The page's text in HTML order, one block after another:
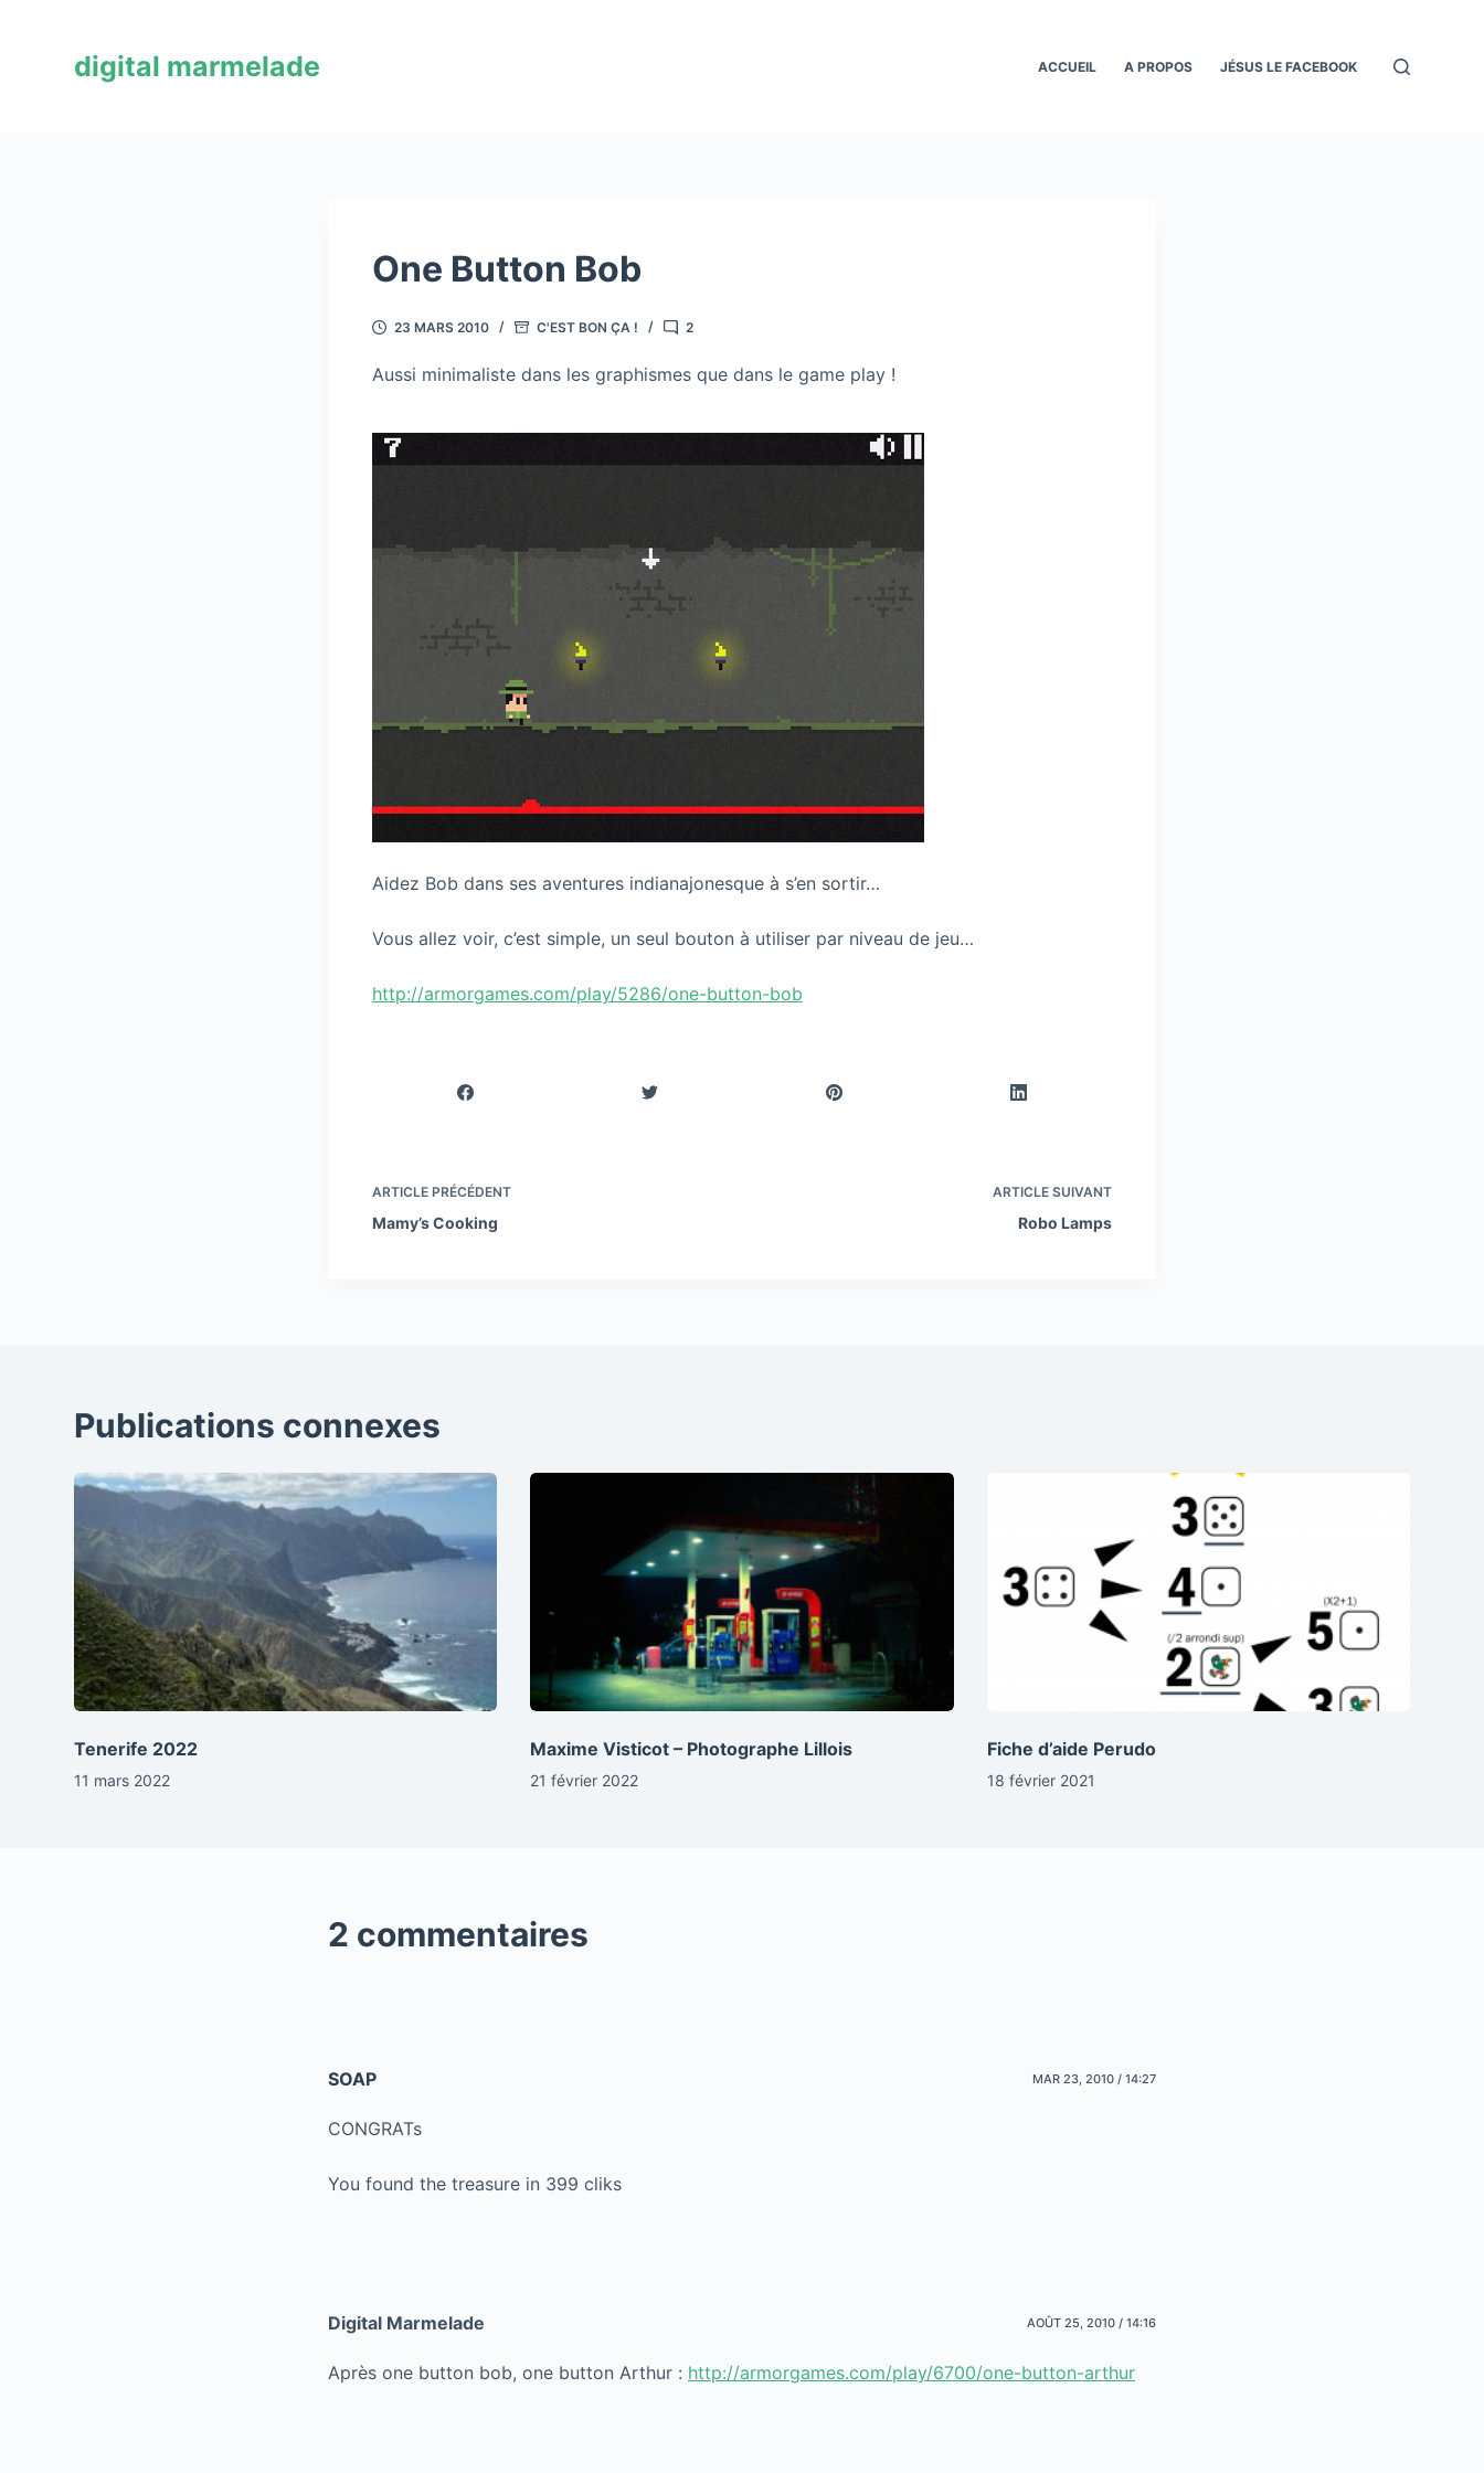
digital marmelade ACCUEIL A PROPOS JÉSUS LE FACEBOOK
One Button Bob
23 MARS 2010 C'EST BON ÇA ! 2
Aussi minimaliste dans les graphismes que dans le game play !
Aidez Bob dans ses aventures indianajonesque à s’en sortir…
Vous allez voir, c’est simple, un seul bouton à utiliser par niveau de jeu…
http://armorgames.com/play/5286/one-button-bob
ARTICLE PRÉCÉDENT
Mamy’s Cooking
ARTICLE SUIVANT
Robo Lamps
Publications connexes
Tenerife 2022
11 mars 2022
Maxime Visticot – Photographe Lillois
21 février 2022
Fiche d’aide Perudo
18 février 2021
2 commentaires
SOAP MAR 23, 2010 / 14:27
CONGRATs
You found the treasure in 399 cliks
Digital Marmelade AOÛT 25, 2010 / 14:16
Après one button bob, one button Arthur : http://armorgames.com/play/6700/one-button-arthur